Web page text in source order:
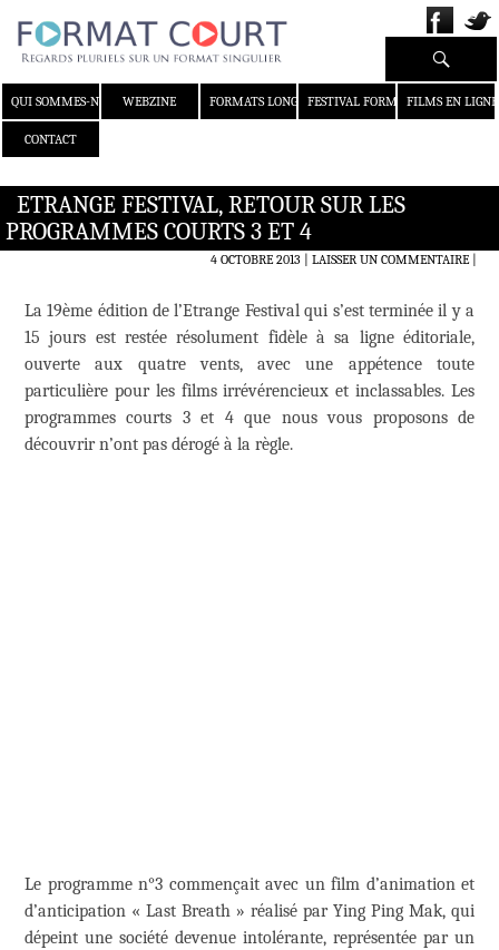
QUI SOMMES-NOUS ?WEBZINE FORMATS LONGS FESTIVAL FORMAT COURT
FILMS EN LIGNE
CONTACT
Recherche
ETRANGE FESTIVAL, RETOUR SUR LES
PROGRAMMES COURTS 3 ET 4
4 OCTOBRE 2013 LAISSER UN COMMENTAIRE|
La 19ème édition de l’Etrange Festival qui s’est terminée il y a
15 jours est restée résolument fidèle à sa ligne éditoriale,
ouverte aux quatre vents, avec une appétence toute
particulière pour les films irrévérencieux et inclassables. Les
programmes courts 3 et 4 que nous vous proposons de
découvrir n’ont pas dérogé à la règle.
Le programme n°3 commençait avec un film d’animation et
d’anticipation « Last Breath » réalisé par Ying Ping Mak, qui
dépeint une société devenue intolérante, représentée par un